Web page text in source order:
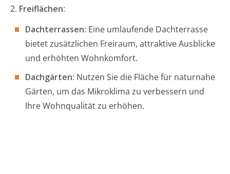
2. Freiflächen:
Dachterrassen: Eine umlaufende Dachterrasse
bietet zusätzlichen Freiraum, attraktive Ausblicke
und erhöhten Wohnkomfort.
Dachgärten: Nutzen Sie die Fläche für naturnahe
Gärten, um das Mikroklima zu verbessern und
Ihre Wohnqualität zu erhöhen.